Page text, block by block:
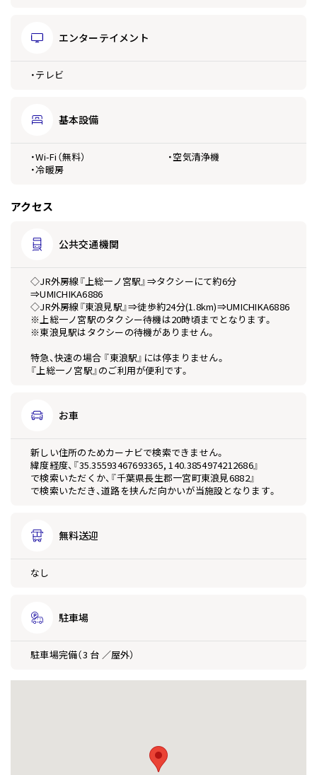
エンターテイメント
・テレビ
基本設備
・Wi-Fi（無料）
・空気清浄機
・冷暖房
アクセス
公共交通機関
◇JR外房線『上総一ノ宮駅』⇒タクシーにて約6分
⇒UMICHIKA6886
◇JR外房線『東浪見駅』⇒徒歩約24分(1.8km)⇒UMICHIKA6886
※上総一ノ宮駅のタクシー待機は20時頃までとなります。
※東浪見駅はタクシーの待機がありません。
特急、快速の場合 『東浪駅』には停まりません。
『上総一ノ宮駅』のご利用が便利です。
お車
新しい住所のためカーナビで検索できません。
緯度経度、『35.35593467693365, 140.3854974212686』
で検索いただくか、『千葉県長生郡一宮町東浪見6882』
で検索いただき、道路を挟んだ向かいが当施設となります。
無料送迎
なし
駐車場
駐車場完備（3 台 ／屋外）